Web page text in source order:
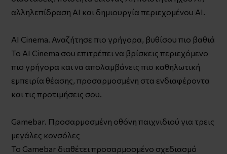
αλληλεπίδραση AI και δημιουργία περιεχομένου AI.
AI Cinema. Αναζήτησε πιο γρήγορα, βυθίσου πιο βαθιά
Το AI Cinema σου επιτρέπει να βρίσκεις περιεχόμενο
πιο γρήγορα και να απολαμβάνεις πιο καθηλωτική
εμπειρία θέασης, προσαρμοσμένη στα ενδιαφέροντα
και τις προτιμήσεις σου.
Gamebar. Προσαρμοσμένη οθόνη παιχνιδιού για τρεις
μεγάλες κονσόλες
Το Gamebar διαθέτει προσαρμοσμένο σχεδιασμό